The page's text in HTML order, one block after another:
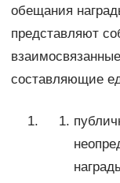
обещания
представляют
составляющие